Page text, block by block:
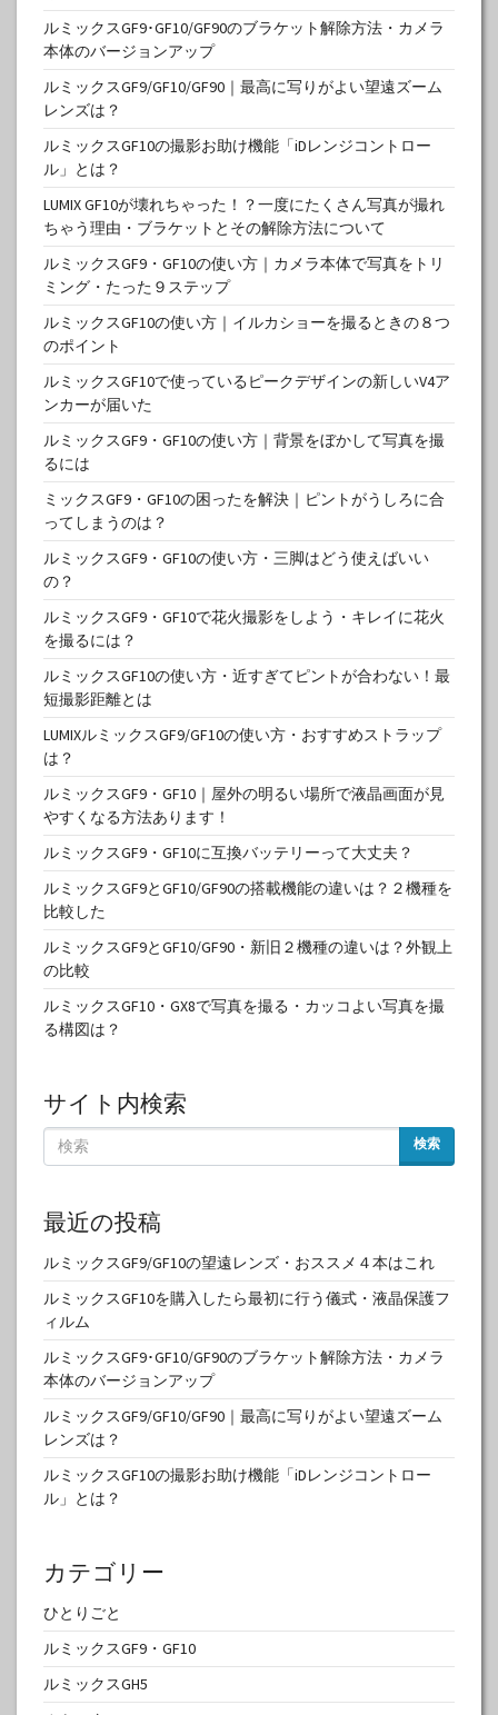
ルミックスGF9･GF10/GF90のブラケット解除方法・カメラ
本体のバージョンアップ
ルミックスGF9/GF10/GF90｜最高に写りがよい望遠ズーム
レンズは？
ルミックスGF10の撮影お助け機能「iDレンジコントロー
ル」とは？
LUMIX GF10が壊れちゃった！？一度にたくさん写真が撮れ
ちゃう理由・ブラケットとその解除方法について
ルミックスGF9・GF10の使い方｜カメラ本体で写真をトリ
ミング・たった９ステップ
ルミックスGF10の使い方｜イルカショーを撮るときの８つ
のポイント
ルミックスGF10で使っているピークデザインの新しいV4ア
ンカーが届いた
ルミックスGF9・GF10の使い方｜背景をぼかして写真を撮
るには
ミックスGF9・GF10の困ったを解決｜ピントがうしろに合
ってしまうのは？
ルミックスGF9・GF10の使い方・三脚はどう使えばいい
の？
ルミックスGF9・GF10で花火撮影をしよう・キレイに花火
を撮るには？
ルミックスGF10の使い方・近すぎてピントが合わない！最
短撮影距離とは
LUMIXルミックスGF9/GF10の使い方・おすすめストラップ
は？
ルミックスGF9・GF10｜屋外の明るい場所で液晶画面が見
やすくなる方法あります！
ルミックスGF9・GF10に互換バッテリーって大丈夫？
ルミックスGF9とGF10/GF90の搭載機能の違いは？２機種を
比較した
ルミックスGF9とGF10/GF90・新旧２機種の違いは？外観上
の比較
ルミックスGF10・GX8で写真を撮る・カッコよい写真を撮
る構図は？
サイト内検索
検索
最近の投稿
ルミックスGF9/GF10の望遠レンズ・おススメ４本はこれ
ルミックスGF10を購入したら最初に行う儀式・液晶保護フ
ィルム
ルミックスGF9･GF10/GF90のブラケット解除方法・カメラ
本体のバージョンアップ
ルミックスGF9/GF10/GF90｜最高に写りがよい望遠ズーム
レンズは？
ルミックスGF10の撮影お助け機能「iDレンジコントロー
ル」とは？
カテゴリー
ひとりごと
ルミックスGF9・GF10
ルミックスGH5